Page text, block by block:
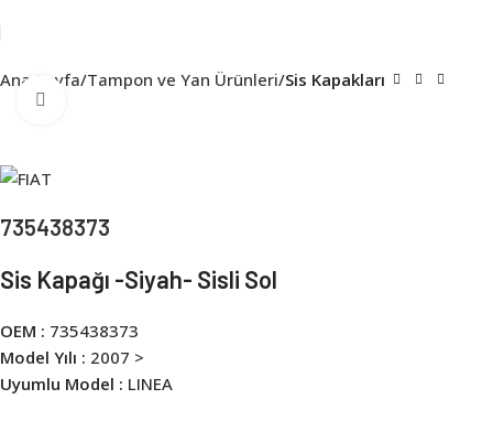
Ana Sayfa Tampon ve Yan Ürünleri Sis Kapakları
735438373
Sis Kapağı -Siyah- Sisli Sol
OEM : 735438373
Model Yılı : 2007 >
Uyumlu Model : LINEA